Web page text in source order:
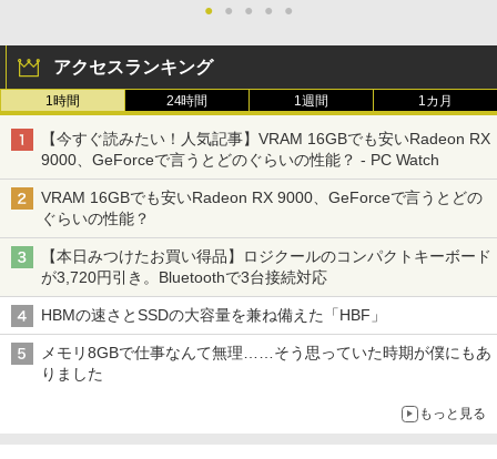
● ● ● ● ●
アクセスランキング
1時間 24時間 1週間 1カ月
【今すぐ読みたい！人気記事】VRAM 16GBでも安いRadeon RX
9000、GeForceで言うとどのぐらいの性能？ - PC Watch
VRAM 16GBでも安いRadeon RX 9000、GeForceで言うとどの
ぐらいの性能？
【本日みつけたお買い得品】ロジクールのコンパクトキーボード
が3,720円引き。Bluetoothで3台接続対応
HBMの速さとSSDの大容量を兼ね備えた「HBF」
メモリ8GBで仕事なんて無理……そう思っていた時期が僕にもあ
りました
もっと見る